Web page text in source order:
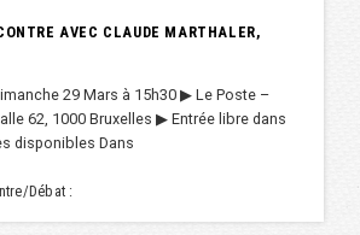
AVEC CLAUDE MARTHALER,
29 Mars à 15h30 ▶︎ Le Poste –
62, 1000 Bruxelles ▶︎ Entrée libre dans
disponibles Dans
Débat :